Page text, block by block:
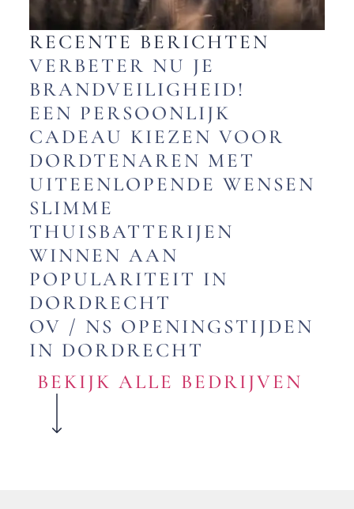
RECENTE BERICHTEN
VERBETER NU JE
BRANDVEILIGHEID!
EEN PERSOONLIJK
CADEAU KIEZEN VOOR
DORDTENAREN MET
UITEENLOPENDE WENSEN
SLIMME
THUISBATTERIJEN
WINNEN AAN
POPULARITEIT IN
DORDRECHT
OV / NS OPENINGSTIJDEN
IN DORDRECHT
BEKIJK ALLE BEDRIJVEN